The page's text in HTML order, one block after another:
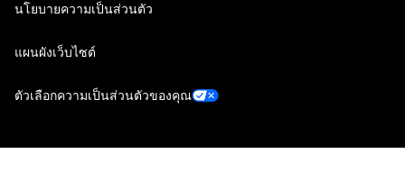
นโยบายความเป็นส่วนตัว
แผนผังเว็บไซต์
ตัวเลือกความเป็นส่วนตัวของคุณ